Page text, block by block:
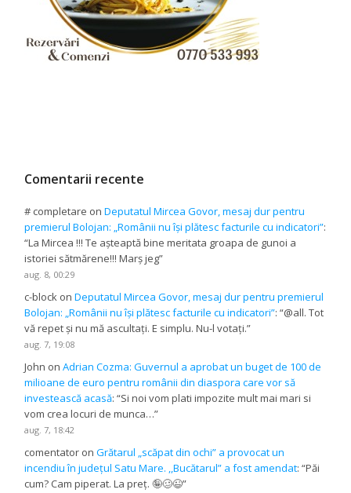
Comentarii recente
# completare onDeputatul Mircea Govor, mesaj dur pentru
premierul Bolojan: „Românii nu își plătesc facturile cu indicatori”:
“La Mircea !!! Te așteaptă bine meritata groapa de gunoi a
istoriei sătmărene!!! Marș jeg”
aug. 8, 00:29
c-block onDeputatul Mircea Govor, mesaj dur pentru premierul
Bolojan: „Românii nu își plătesc facturile cu indicatori”: “@all. Tot
vă repet și nu mă ascultați. E simplu. Nu-l votați.”
aug. 7, 19:08
John onAdrian Cozma: Guvernul a aprobat un buget de 100 de
milioane de euro pentru românii din diaspora care vor să
investească acasă: “Si noi vom plati impozite mult mai mari si
vom crea locuri de munca…”
aug. 7, 18:42
comentator onGrătarul „scăpat din ochi” a provocat un
incendiu în județul Satu Mare. ,,Bucătarul” a fost amendat: “Păi
cum? Cam piperat. La preț. 🤪🥴😉”